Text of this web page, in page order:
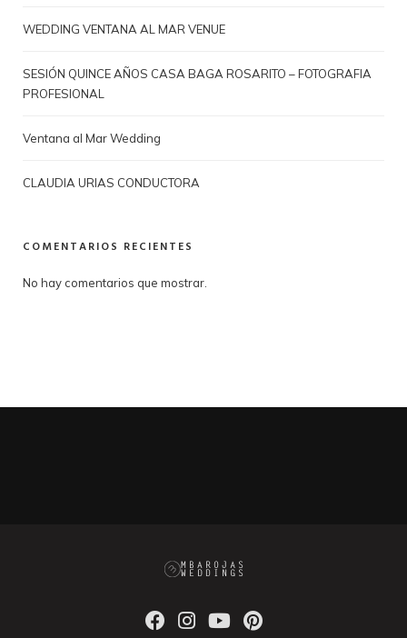
WEDDING VENTANA AL MAR VENUE
SESIÓN QUINCE AÑOS CASA BAGA ROSARITO – FOTOGRAFIA
PROFESIONAL
Ventana al Mar Wedding
CLAUDIA URIAS CONDUCTORA
COMENTARIOS RECIENTES
No hay comentarios que mostrar.